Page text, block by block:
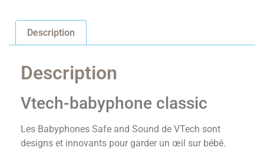
Description
Description
Vtech-babyphone classic
Les Babyphones Safe and Sound de VTech sont
designs et innovants pour garder un œil sur bébé.